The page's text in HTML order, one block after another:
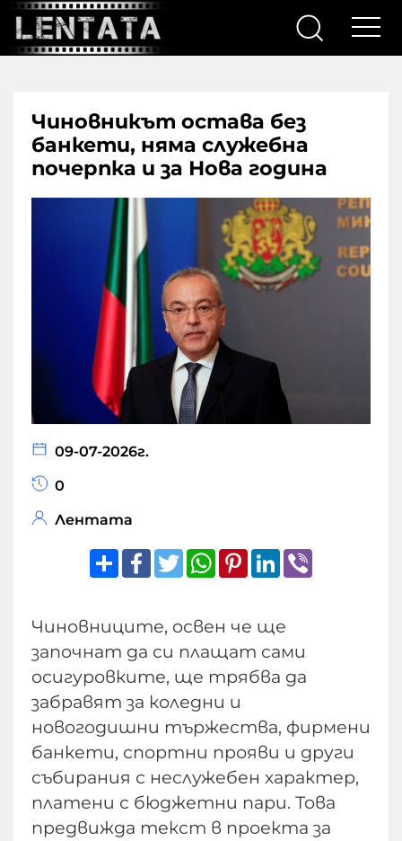
Чиновникът остава без
банкети, няма служебна
почерпка и за Нова година
09-07-2026г.
0
Лентата
ShareFacebook
TwitterWhatsApp
Pinterest
LinkedIn
Чиновниците, освен че ще
започнат да си плащат сами
осигуровките, ще трябва да
забравят за коледни и
новогодишни тържества, фирмени
банкети, спортни прояви и други
събирания с неслужебен характер,
платени с бюджетни пари. Това
предвижда текст в проекта за